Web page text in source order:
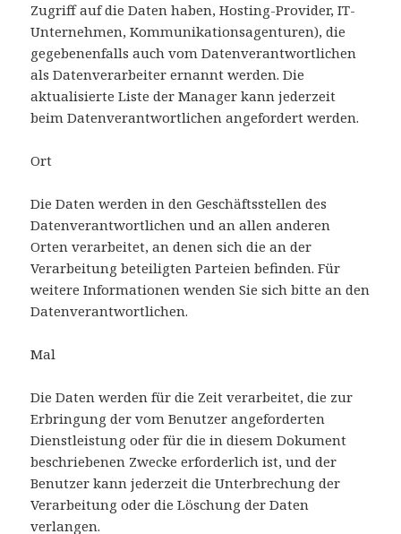
Zugriff auf die Daten haben, Hosting-Provider, IT-
Unternehmen, Kommunikationsagenturen), die
gegebenenfalls auch vom Datenverantwortlichen
als Datenverarbeiter ernannt werden. Die
aktualisierte Liste der Manager kann jederzeit
beim Datenverantwortlichen angefordert werden.
Ort
Die Daten werden in den Geschäftsstellen des
Datenverantwortlichen und an allen anderen
Orten verarbeitet, an denen sich die an der
Verarbeitung beteiligten Parteien befinden. Für
weitere Informationen wenden Sie sich bitte an den
Datenverantwortlichen.
Mal
Die Daten werden für die Zeit verarbeitet, die zur
Erbringung der vom Benutzer angeforderten
Dienstleistung oder für die in diesem Dokument
beschriebenen Zwecke erforderlich ist, und der
Benutzer kann jederzeit die Unterbrechung der
Verarbeitung oder die Löschung der Daten
verlangen.